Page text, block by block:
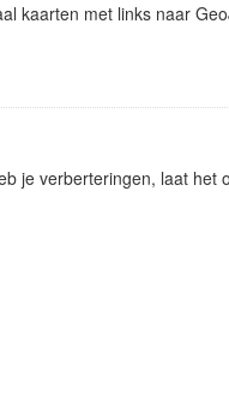
kaarten met links naar
je verberteringen, laat het